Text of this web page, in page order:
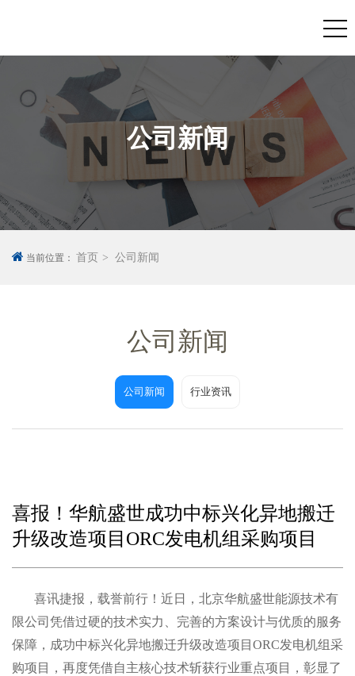
公司新闻
当前位置： 首页 公司新闻
公司新闻
公司新闻 行业资讯
喜报！华航盛世成功中标兴化异地搬迁
升级改造项目ORC发电机组采购项目
喜讯捷报，载誉前行！近日，北京华航盛世能源技术有
限公司凭借过硬的技术实力、完善的方案设计与优质的服务
保障，成功中标兴化异地搬迁升级改造项目ORC发电机组采
购项目，再度凭借自主核心技术斩获行业重点项目，彰显了